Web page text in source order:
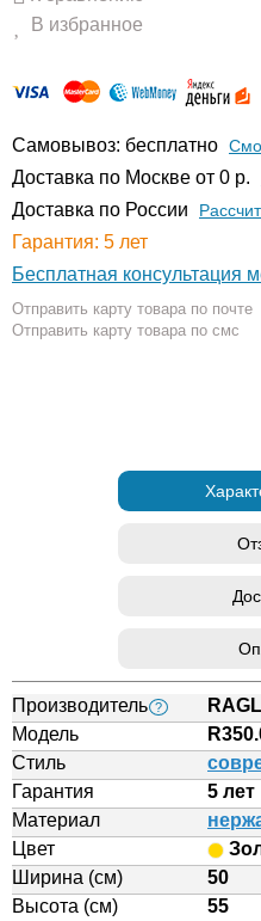
В избранное
Самовывоз: бесплатно
Доставка по Москве от 0 р.
Доставка по России
Гарантия: 5 лет
Бесплатная консультация
Отправить карту товара по почте
Отправить карту товара по смс
Производитель ?
Модель
Стиль
Гарантия
5 лет
Материал
Цвет
Ширина (см)
50
Высота (см)
55